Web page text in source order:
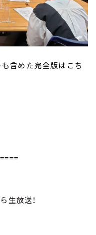
含めた完全版はこち
生放送！